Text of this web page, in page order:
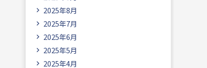
2025年8月
2025年7月
2025年6月
2025年5月
2025年4月